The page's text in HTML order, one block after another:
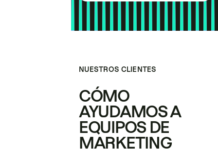
NUESTROS CLIENTES
CÓMO
AYUDAMOS A
EQUIPOS DE
MARKETING